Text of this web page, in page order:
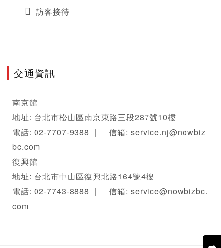
訪客接待
交通資訊
南京館
地址: 台北市松山區南京東路三段287號10樓
電話: 02-7707-9388  |     信箱: service.nj@nowbiz
bc.com
復興館
地址: 台北市中山區復興北路164號4樓
電話: 02-7743-8888  |     信箱: service@nowbizbc.
com